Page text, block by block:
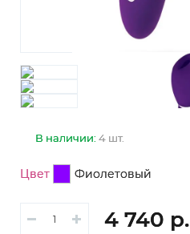
В наличии: 4 шт.
Цвет Фиолетовый
4 740 р.